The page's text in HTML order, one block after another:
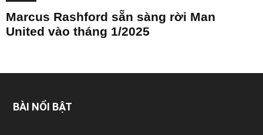
Marcus Rashford sẵn sàng rời Man
United vào tháng 1/2025
BÀI NỔI BẬT